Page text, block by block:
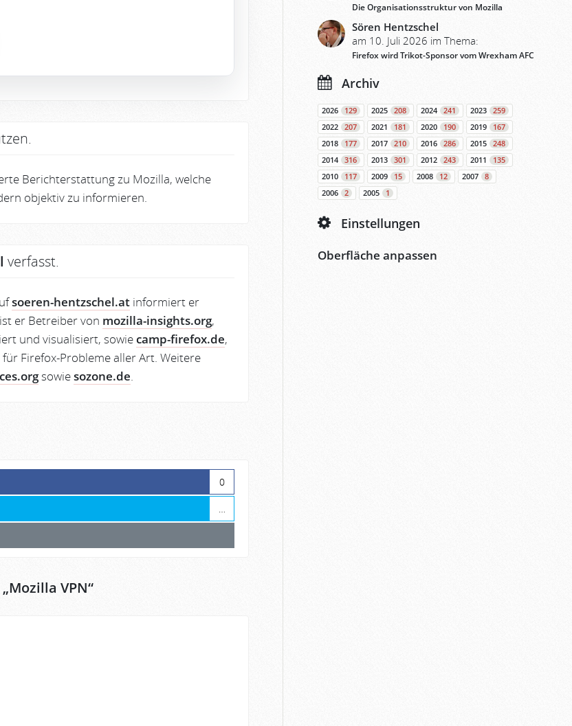
Berichterstattung zu Mozilla, welche
objektiv zu informieren.
verfasst.
soeren-hentzschel.at informiert er
er Betreiber von mozilla-insights.org,
und visualisiert, sowiecamp-firefox.de,
Firefox-Probleme aller Art. Weitere
sowiesozone.de
0
…
Mozilla VPN“
Die Organisationsstruktur von Mozilla
Sören Hentzschel
am 10. Juli 2026 im Thema:
Firefox wird Trikot-Sponsor vom Wrexham AFC
Archiv
2026 129 2025 208 2024 241 2023
259
2022
207 2021 181 2020 190 2019
167
2018
177 2017 210 2016 286 2015
248
2014
316 2013 301 2012 243 2011
135
2010
117 2009 15 2008 12 2007
8
2006
2 2005 1
Einstellungen
Oberfläche anpassen